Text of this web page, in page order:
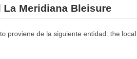
Meridiana Bleisure
proviene de la siguiente entidad: the